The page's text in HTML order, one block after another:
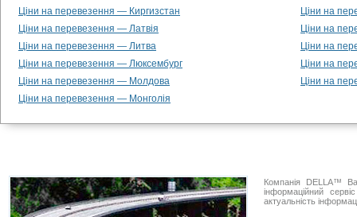
Ціни на перевезення — Киргизстан
Ціни на
Ціни на перевезення — Латвія
Ціни на
Ціни на перевезення — Литва
Ціни на
Ціни на перевезення — Люксембург
Ціни на
Ціни на перевезення — Молдова
Ціни на
Ціни на перевезення — Монголія
Компанія DELLA™
інформаційний
актуальність